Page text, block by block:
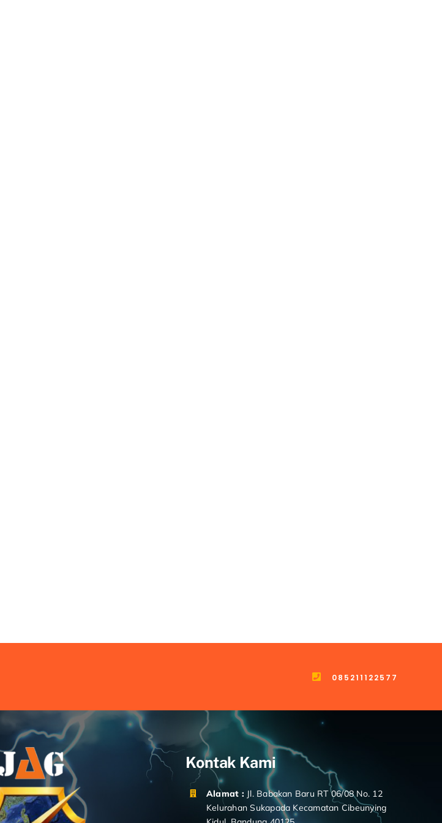
085211122577
Kontak Kami
Alamat : Jl. Babakan Baru RT 06/08 No. 12
Kelurahan Sukapada Kecamatan Cibeunying